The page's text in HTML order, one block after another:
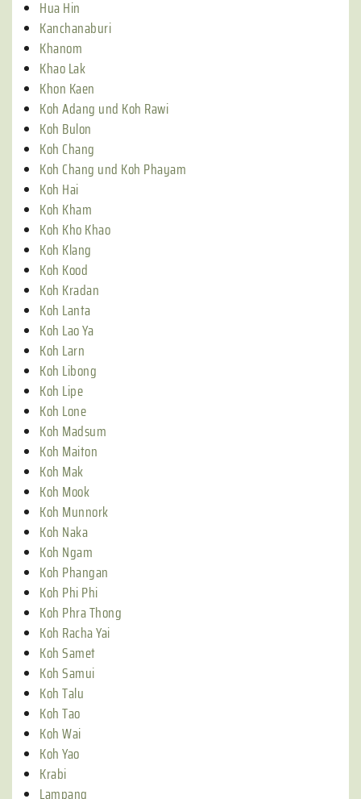
Hua Hin
Kanchanaburi
Khanom
Khao Lak
Khon Kaen
Koh Adang und Koh Rawi
Koh Bulon
Koh Chang
Koh Chang und Koh Phayam
Koh Hai
Koh Kham
Koh Kho Khao
Koh Klang
Koh Kood
Koh Kradan
Koh Lanta
Koh Lao Ya
Koh Larn
Koh Libong
Koh Lipe
Koh Lone
Koh Madsum
Koh Maiton
Koh Mak
Koh Mook
Koh Munnork
Koh Naka
Koh Ngam
Koh Phangan
Koh Phi Phi
Koh Phra Thong
Koh Racha Yai
Koh Samet
Koh Samui
Koh Talu
Koh Tao
Koh Wai
Koh Yao
Krabi
Lampang